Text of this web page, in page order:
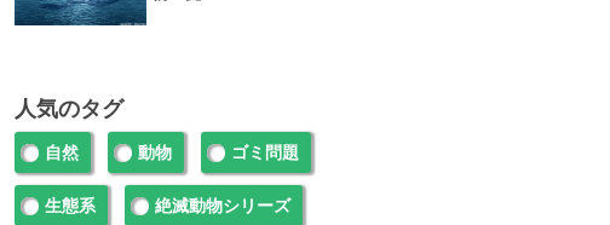
人気のタグ
自然 動物 ゴミ問題
生態系 絶滅動物シリーズ